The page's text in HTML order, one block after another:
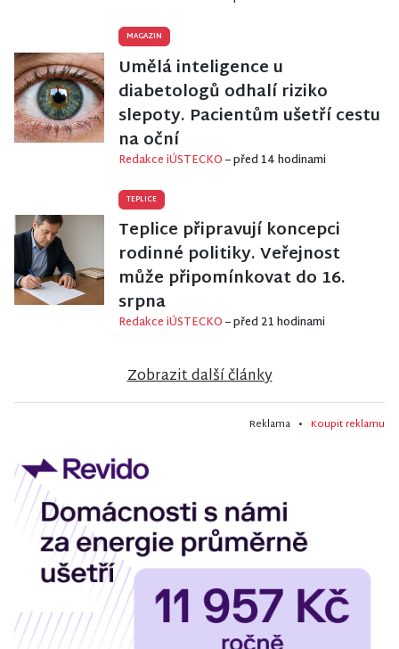
MAGAZIN
Umělá inteligence u
diabetologů odhalí riziko
slepoty. Pacientům ušetří cestu
na oční
Redakce iÚSTECKO– před 14 hodinami
TEPLICE
Teplice připravují koncepci
rodinné politiky. Veřejnost
může připomínkovat do 16.
srpna
Redakce iÚSTECKO– před 21 hodinami
Zobrazit další články
Reklama • Koupit reklamu